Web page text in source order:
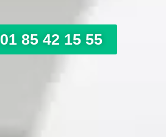
01 85 42 15 55